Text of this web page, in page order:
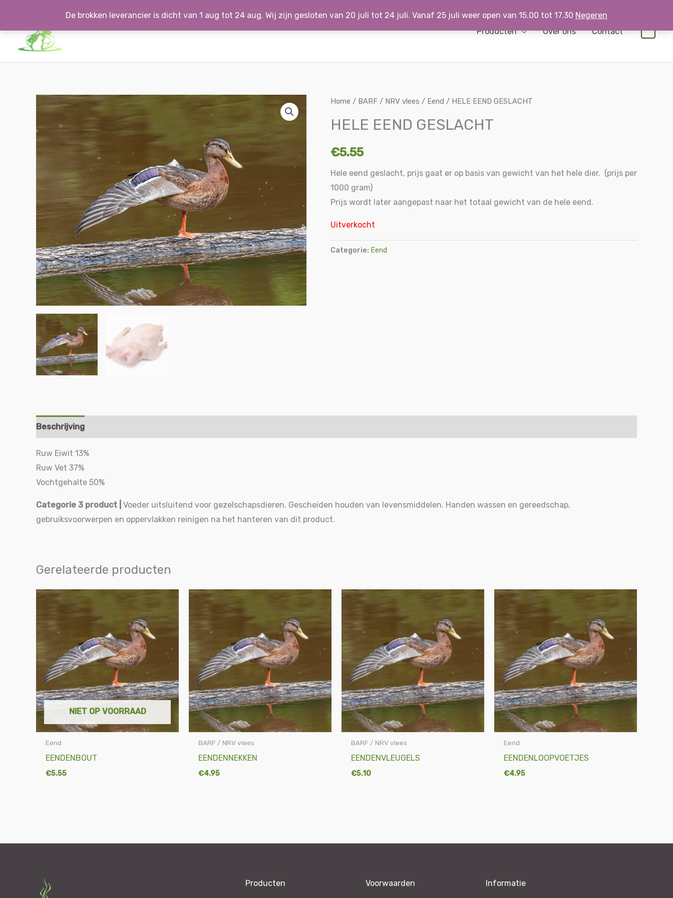
De brokken leverancier is dicht van 1 aug tot 24 aug. Wij zijn gesloten van 20 juli tot 24 juli. Vanaf 25 juli weer open van 15.00 tot 17.30 Negeren
inhoud
Producten Over ons Contact 0
Home / BARF / NRV vlees / Eend / HELE EEND GESLACHT
HELE EEND GESLACHT
€5.55
Hele eend geslacht, prijs gaat er op basis van gewicht van het hele dier. (prijs per
1000 gram)
Prijs wordt later aangepast naar het totaal gewicht van de hele eend.
Uitverkocht
Categorie: Eend
Beschrijving
Ruw Eiwit 13%
Ruw Vet 37%
Vochtgehalte 50%
Categorie 3 product
Voeder uitsluitend voor gezelschapsdieren. Gescheiden houden van levensmiddelen. Handen wassen en gereedschap,
gebruiksvoorwerpen en oppervlakken reinigen na het hanteren van dit product.
Gerelateerde producten
NIET OP VOORRAAD
Eend
EENDENBOUT
€5.55
BARF / NRV vlees
EENDENNEKKEN
€4.95
BARF / NRV vlees
EENDENVLEUGELS
€5.10
Eend
EENDENLOOPVOETJES
€4.95
Producten Voorwaarden Informatie